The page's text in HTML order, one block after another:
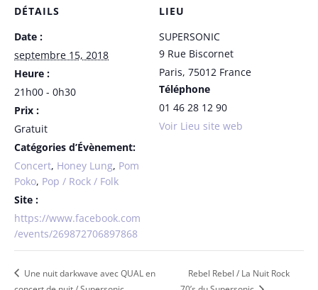
DÉTAILS
Date :
septembre 15, 2018
Heure :
21h00 - 0h30
Prix :
Gratuit
Catégories d’Évènement:
Concert, Honey Lung, Pom
Poko, Pop / Rock / Folk
Site :
https://www.facebook.com
/events/269872706897868
LIEU
SUPERSONIC
9 Rue Biscornet
Paris, 75012 France
Téléphone
01 46 28 12 90
Voir Lieu site web
Une nuit darkwave avec QUAL en
Rebel Rebel / La Nuit Rock